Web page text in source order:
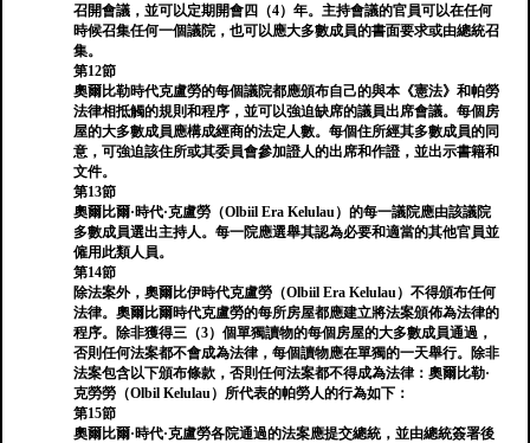
召開會議，並可以定期開會四（4）年。主持會議的官員可以在任何
時候召集任何一個議院，也可以應大多數成員的書面要求或由總統召
集。
第12節
奧爾比勒時代克盧勞的每個議院都應頒布自己的與本《憲法》和帕勞
法律相抵觸的規則和程序，並可以強迫缺席的議員出席會議。每個房
屋的大多數成員應構成經商的法定人數。每個住所經其多數成員的同
意，可強迫該住所或其委員會參加證人的出席和作證，並出示書籍和
文件。
第13節
奧爾比爾·時代·克盧勞（Olbiil Era Kelulau）的每一議院應由該議院
多數成員選出主持人。每一院應選舉其認為必要和適當的其他官員並
僱用此類人員。
第14節
除法案外，奧爾比伊時代克盧勞（Olbiil Era Kelulau）不得頒布任何
法律。奧爾比爾時代克盧勞的每所房屋都應建立將法案頒佈為法律的
程序。除非獲得三（3）個單獨讀物的每個房屋的大多數成員通過，
否則任何法案都不會成為法律，每個讀物應在單獨的一天舉行。除非
法案包含以下頒布條款，否則任何法案都不得成為法律：奧爾比勒·
克勞勞（Olbil Kelulau）所代表的帕勞人的行為如下：
第15節
奧爾比爾·時代·克盧勞各院通過的法案應提交總統，並由總統簽署後